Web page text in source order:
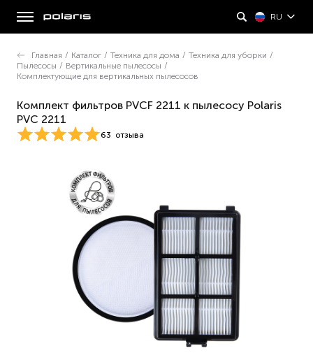
RU
Главная / Каталог / Техника для дома / Техника для уборки /
Пылесосы / Вертикальные пылесосы /
Комплектующие для вертикальных пылесосов
Комплект фильтров PVCF 2211 к пылесосу Polaris
PVC 2211
63 отзыва